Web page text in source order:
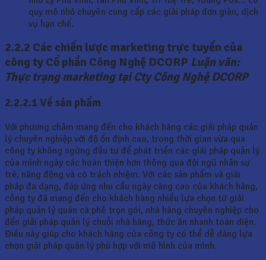
quy mô nhỏ chuyên cung cấp các giải pháp đơn giản, dịch
vụ hạn chế.
2.2.2 Các chiến lược marketing trực tuyến của
công ty Cổ phần Công Nghệ DCORP Luận văn:
Thực trạng marketing tại Cty Công Nghệ DCORP
2.2.2.1 Về sản phẩm
Với phương châm mang đến cho khách hàng các giải pháp quản
lý chuyên nghiệp với độ ổn định cao, trong thời gian vừa qua
công ty không ngừng đầu tư để phát triển các giải pháp quản lý
của mình ngày các hoàn thiện hơn thông qua đội ngũ nhân sự
trẻ, năng động và có trách nhiệm. Với các sản phẩm và giải
pháp đa dạng, đáp ứng nhu cầu ngày càng cao của khách hàng,
công ty đã mang đến cho khách hàng nhiều lựa chọn từ giải
pháp quản lý quán cà phê trọn gói, nhà hàng chuyên nghiệp cho
đến giải pháp quản lý chuỗi nhà hàng, thức ăn nhanh toàn diện.
Điều này giúp cho khách hàng của công ty có thể dễ dàng lựa
chọn giải pháp quản lý phù hợp với mô hình của mình.